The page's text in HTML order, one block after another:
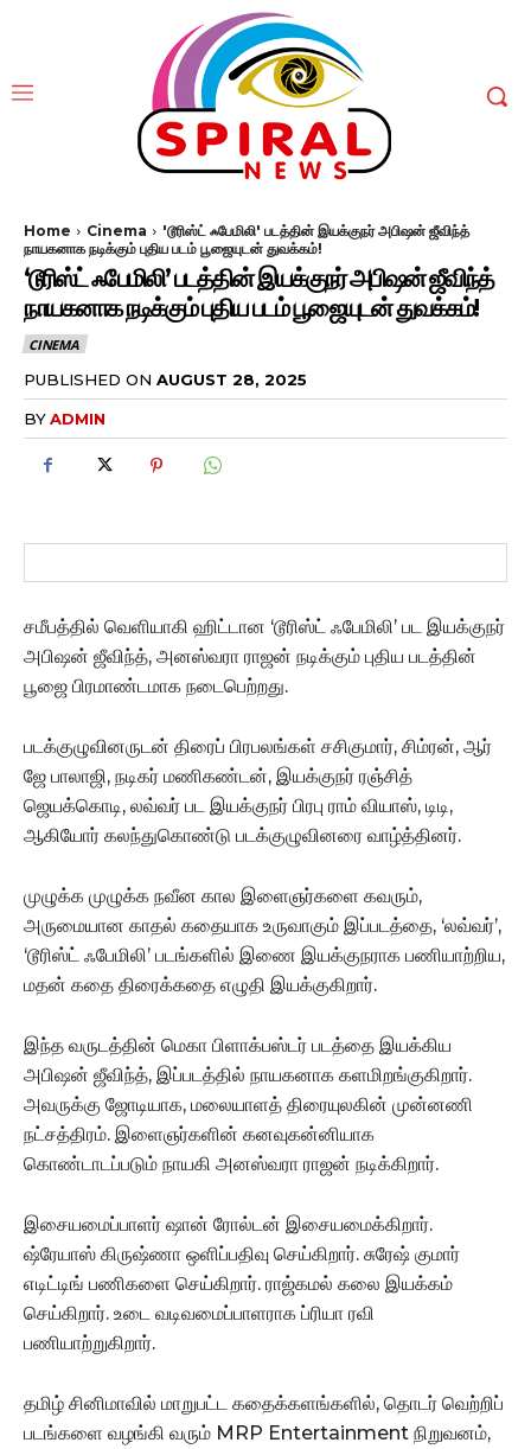
Home Cinema
'டூரிஸ்ட் ஃபேமிலி' படத்தின் இயக்குநர் அபிஷன் ஜீவிந்த்
நாயகனாக நடிக்கும் புதிய படம் பூஜையுடன் துவக்கம்!
‘டூரிஸ்ட் ஃபேமிலி’ படத்தின் இயக்குநர் அபிஷன் ஜீவிந்த்
நாயகனாக நடிக்கும் புதிய படம் பூஜையுடன் துவக்கம்!
CINEMA
PUBLISHED ON AUGUST 28, 2025
BYADMIN
சமீபத்தில் வெளியாகி ஹிட்டான ‘டூரிஸ்ட் ஃபேமிலி’ பட இயக்குநர்
அபிஷன் ஜீவிந்த், அனஸ்வரா ராஜன் நடிக்கும் புதிய படத்தின்
பூஜை பிரமாண்டமாக நடைபெற்றது.
படக்குழுவினருடன் திரைப் பிரபலங்கள் சசிகுமார், சிம்ரன், ஆர்
ஜே பாலாஜி, நடிகர் மணிகண்டன், இயக்குநர் ரஞ்சித்
ஜெயக்கொடி, லவ்வர் பட இயக்குநர் பிரபு ராம் வியாஸ், டிடி,
ஆகியோர் கலந்துகொண்டு படக்குழுவினரை வாழ்த்தினர்.
முழுக்க முழுக்க நவீன கால இளைஞர்களை கவரும்,
அருமையான காதல் கதையாக உருவாகும் இப்படத்தை, ‘லவ்வர்’,
‘டூரிஸ்ட் ஃபேமிலி’ படங்களில் இணை இயக்குநராக பணியாற்றிய,
மதன் கதை திரைக்கதை எழுதி இயக்குகிறார்.
இந்த வருடத்தின் மெகா பிளாக்பஸ்டர் படத்தை இயக்கிய
அபிஷன் ஜீவிந்த், இப்படத்தில் நாயகனாக களமிறங்குகிறார்.
அவருக்கு ஜோடியாக, மலையாளத் திரையுலகின் முன்னணி
நட்சத்திரம். இளைஞர்களின் கனவுகன்னியாக
கொண்டாடப்படும் நாயகி அனஸ்வரா ராஜன் நடிக்கிறார்.
இசையமைப்பாளர் ஷான் ரோல்டன் இசையமைக்கிறார்.
ஷ்ரேயாஸ் கிருஷ்ணா ஒளிப்பதிவு செய்கிறார். சுரேஷ் குமார்
எடிட்டிங் பணிகளை செய்கிறார். ராஜ்கமல் கலை இயக்கம்
செய்கிறார். உடை வடிவமைப்பாளராக ப்ரியா ரவி
பணியாற்றுகிறார்.
தமிழ் சினிமாவில் மாறுபட்ட கதைக்களங்களில், தொடர் வெற்றிப்
படங்களை வழங்கி வரும் MRP Entertainment நிறுவனம்,